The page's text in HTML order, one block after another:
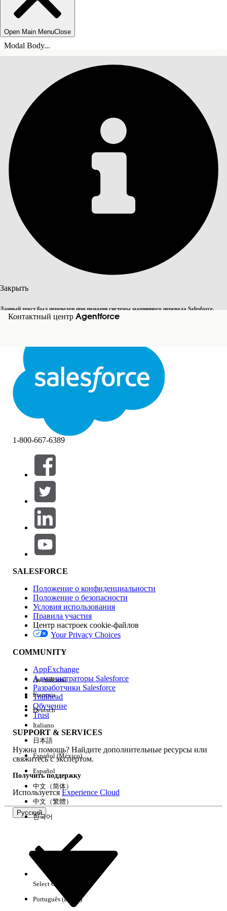
Open Main MenuClose
Modal Body...
Закрыть
Данный текст был переведен при помощи системы машинного перевода Salesforce.
Дополнительные сведения см.здесь.
Переключить на английский
Закрыть
Контактный центр Agentforce
СОДЕРЖАНИЕ
Фильтры (0)
ВЫБРАТЬ ФИЛЬТРЫ
Область продуктов
Влияние на функции
Версия
Возможности
Очистить все Готово
Результаты отсутствуют
1-800-667-6389
SALESFORCE
Положение о конфиденциальности
Положение о безопасности
Условия использования
Правила участия
Центр настроек cookie-файлов
Your Privacy Choices
COMMUNITY
AppExchange
Администраторы Salesforce
Разработчики Salesforce
Trailhead
Обучение
Trust
SUPPORT & SERVICES
Нужна помощь? Найдите дополнительные ресурсы или
свяжитесь с экспертом.
Получить поддержку
ИспользуетсяExperience Cloud
Русский
Английский
Français
Deutsch
Italiano
日本語
Español (México)
Español
中文（简体）
中文（繁體）
한국어
Select Org
Português (Brasil)